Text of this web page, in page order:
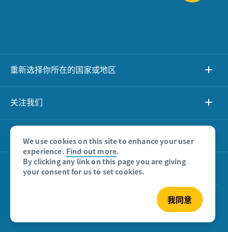
We use cookies on this site to enhance your user
experience. Find out more.
By clicking any link on this page you are giving
your consent for us to set cookies.
我同意
重新选择你所在的国家或地区
关注我们
关于网站
其他网站
沪ICP备08007532号-4